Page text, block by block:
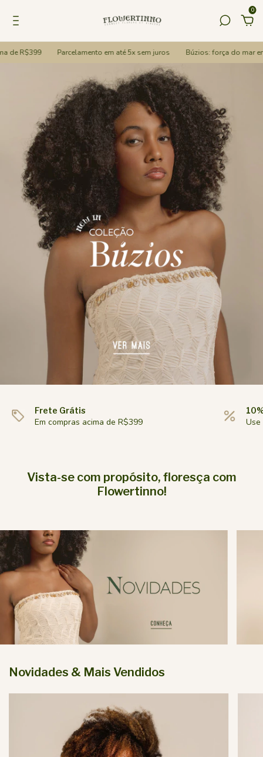
0
R$399 Parcelamento em até 5x sem juros Búzios: força do mar em
Frete Grátis
Em compras acima de R$399 Use
Vista-se com propósito, floresça com
Flowertinno!
Novidades & Mais Vendidos